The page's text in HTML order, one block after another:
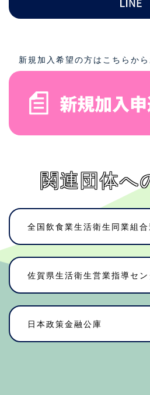
新規加入希望の方はこちらか
関連団体へ
全国飲食業生活衛生同業組合
佐賀県⽣活衛⽣営業指導セン
日本政策金融公庫